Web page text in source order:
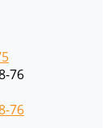
76
76